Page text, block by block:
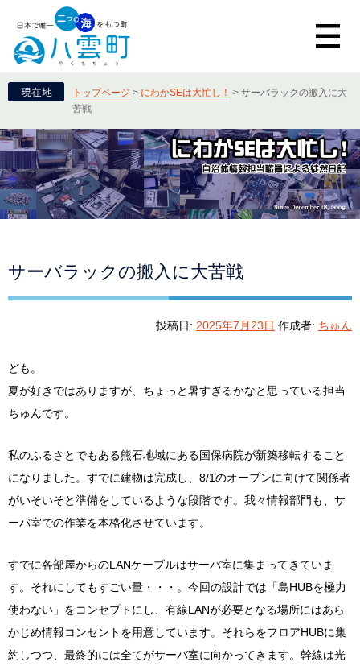
トップページ > にわかSEは大忙し！ > サーバラックの搬入に大
苦戦
サーバラックの搬入に大苦戦
投稿日: 2025年7月23日 作成者: ちゅん
ども。
夏が好きではありますが、ちょっと暑すぎるかなと思っている担当
ちゅんです。
私のふるさとでもある熊石地域にある国保病院が新築移転すること
になりました。すでに建物は完成し、8/1のオープンに向けて関係者
がいそいそと準備をしているような段階です。我々情報部門も、サ
ーバ室での作業を本格化させています。
すでに各部屋からのLANケーブルはサーバ室に集まってきていま
す。それにしてもすごい量・・・。今回の設計では「島HUBを極力
使わない」をコンセプトにし、有線LANが必要となる場所にはあら
かじめ情報コンセントを用意しています。それらをフロアHUBに集
約しつつ、最終的には全てがサーバ室に向かってきます。幹線は光